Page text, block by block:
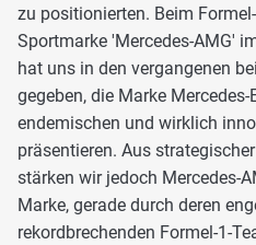
zu positionierten. Beim
Sportmarke 'Mercedes-AMG'
hat uns in den vergangenen
gegeben, die Marke
endemischen und wirklich
präsentieren. Aus
stärken wir jedoch Mercedes-
Marke, gerade durch deren
rekordbrechenden Formel-1-